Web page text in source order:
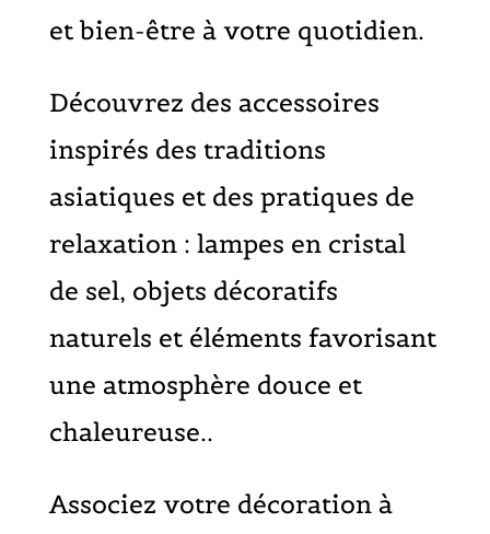
et bien-être à votre quotidien.
Découvrez des accessoires
inspirés des traditions
asiatiques et des pratiques de
relaxation : lampes en cristal
de sel, objets décoratifs
naturels et éléments favorisant
une atmosphère douce et
chaleureuse..
Associez votre décoration à